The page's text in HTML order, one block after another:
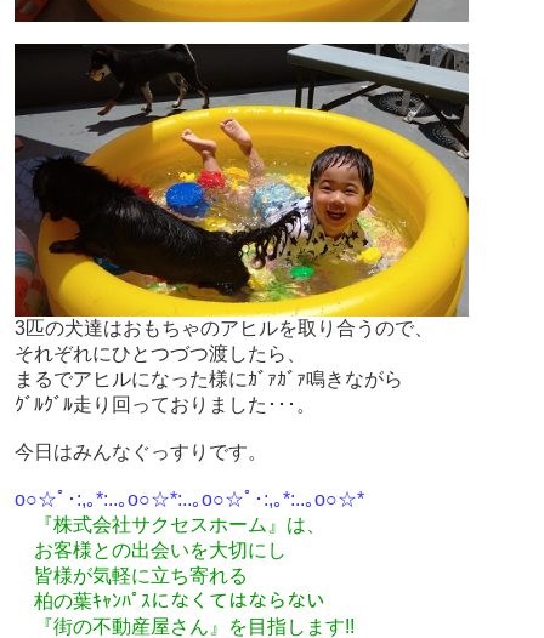
3匹の犬達はおもちゃのアヒルを取り合うので、
それぞれにひとつづつ渡したら、
まるでアヒルになった様にｶﾞｧｶﾞｧ鳴きながら
ｸﾞﾙｸﾞﾙ走り回っておりました･･･。
今日はみんなぐっすりです。
o○☆ﾟ･:,｡*:..｡o○☆*:..｡o○☆ﾟ･:,｡*:..｡o○☆*
『株式会社サクセスホーム』は、
お客様との出会いを大切にし
皆様が気軽に立ち寄れる
柏の葉ｷｬﾝﾊﾟｽになくてはならない
『街の不動産屋さん』を目指します!!